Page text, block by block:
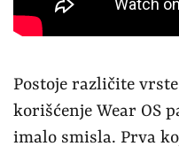
Postoje različite
korišćenje Wear OS
imalo smisla. Prva